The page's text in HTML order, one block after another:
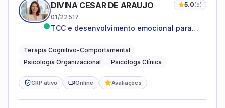
DIVINA CESAR DE ARAUJO 5.0(9)
01/22517
TCC e desenvolvimento emocional para
Terapia Cognitivo-Comportamental
Psicologia Organizacional
Psicóloga Clínica
CRP ativo Online Avaliações